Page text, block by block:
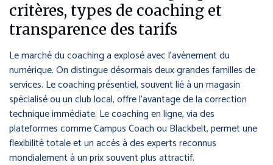
critères, types de coaching et
transparence des tarifs
Le marché du coaching a explosé avec l’avènement du
numérique. On distingue désormais deux grandes familles de
services. Le coaching présentiel, souvent lié à un magasin
spécialisé ou un club local, offre l’avantage de la correction
technique immédiate. Le coaching en ligne, via des
plateformes comme Campus Coach ou Blackbelt, permet une
flexibilité totale et un accès à des experts reconnus
mondialement à un prix souvent plus attractif.